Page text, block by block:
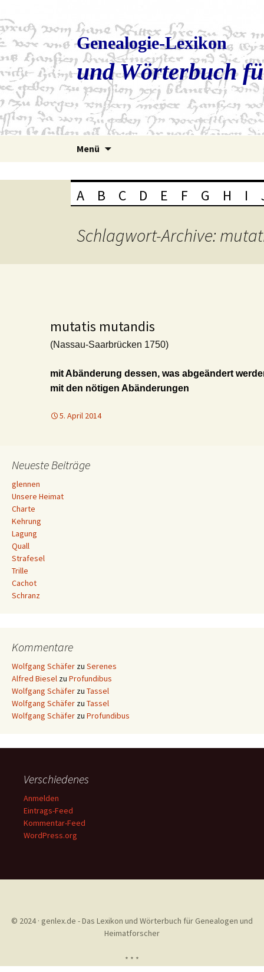
Genealogie-Lexikon
und Wörterbuch
Menü
A B C D E F G H I
Schlagwort-Archive:
mutatis mutandis
(Nassau-Saarbrücken 1750)
mit Abänderung dessen, was abgeändert
mit den nötigen Abänderungen
5. April 2014
Neueste Beiträge
glennen
Unsere Heimat
Charte
Kehrung
Lagung
Quall
Strafesel
Trille
Cachot
Schranz
Kommentare
Wolfgang Schäfer zu Serenes
Alfred Biesel zu Profundibus
Wolfgang Schäfer zu Tassel
Wolfgang Schäfer zu Tassel
Wolfgang Schäfer zu Profundibus
Verschiedenes
Anmelden
Eintrags-Feed
Kommentar-Feed
WordPress.org
© 2024 · genlex.de - Das Lexikon und Wörterbuch für Genealogen und
Heimatforscher
* * *